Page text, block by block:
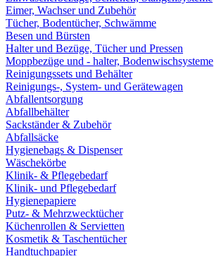
Eimer, Wachser und Zubehör
Tücher, Bodentücher, Schwämme
Besen und Bürsten
Halter und Bezüge, Tücher und Pressen
Moppbezüge und - halter, Bodenwischsysteme
Reinigungssets und Behälter
Reinigungs-, System- und Gerätewagen
Abfallentsorgung
Abfallbehälter
Sackständer & Zubehör
Abfallsäcke
Hygienebags & Dispenser
Wäschekörbe
Klinik- & Pflegebedarf
Klinik- und Pflegebedarf
Hygienepapiere
Putz- & Mehrzwecktücher
Küchenrollen & Servietten
Kosmetik & Taschentücher
Handtuchpapier